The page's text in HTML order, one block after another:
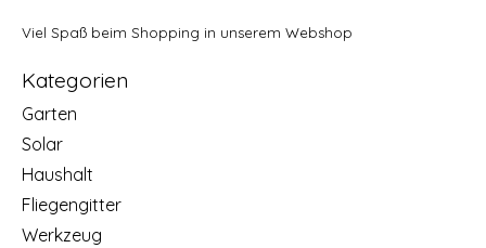
Viel Spaß beim Shopping in unserem Webshop
Kategorien
Garten
Solar
Haushalt
Fliegengitter
Werkzeug